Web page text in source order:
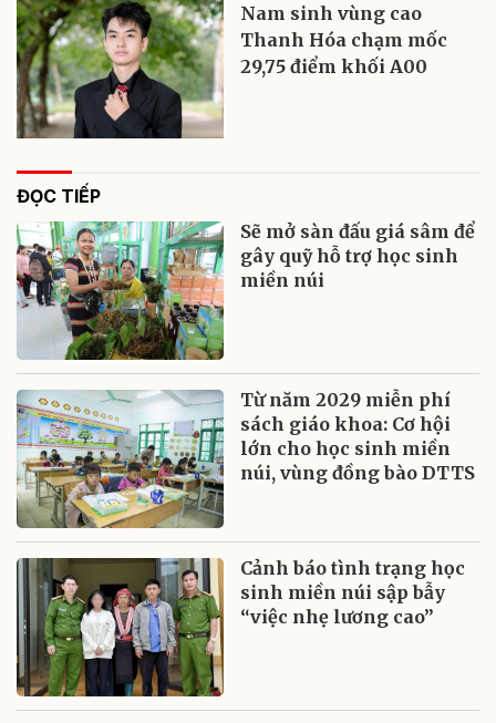
Nam sinh vùng cao
Thanh Hóa chạm mốc
29,75 điểm khối A00
ĐỌC TIẾP
Sẽ mở sàn đấu giá sâm để
gây quỹ hỗ trợ học sinh
miền núi
Từ năm 2029 miễn phí
sách giáo khoa: Cơ hội
lớn cho học sinh miền
núi, vùng đồng bào DTTS
Cảnh báo tình trạng học
sinh miền núi sập bẫy
“việc nhẹ lương cao”